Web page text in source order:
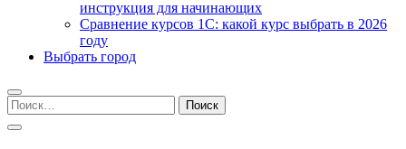
инструкция для начинающих
Сравнение курсов 1С: какой курс выбрать в 2026
году
Выбрать город
Найти: